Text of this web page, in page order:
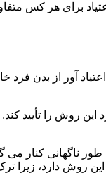
برای هر کس
آور از بدن فرد
روش را تأیید
کنار می
روش دارد، زیرا